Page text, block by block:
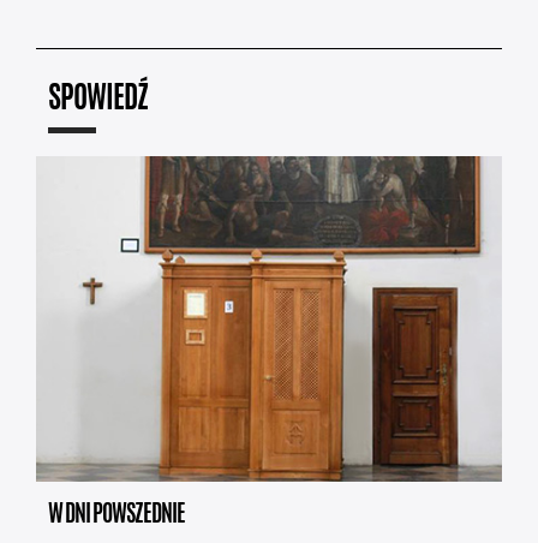
SPOWIEDŹ
W DNI POWSZEDNIE